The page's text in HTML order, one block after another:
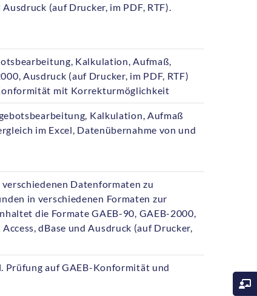
(auf Drucker, im PDF, RTF).
Kalkulation, Aufmaß,
Ausdruck (auf Drucker, im PDF, RTF)
mit Korrekturmöglichkeit
Kalkulation, Aufmaß
im Excel, Datenübernahme von und
Datenformaten zu
in verschiedenen Formaten zur
die Formate GAEB-90, GAEB-2000,
dBase und Ausdruck (auf Drucker,
Prüfung auf GAEB-Konformität und